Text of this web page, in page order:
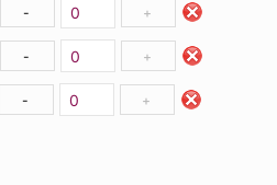
- +
- +
- +